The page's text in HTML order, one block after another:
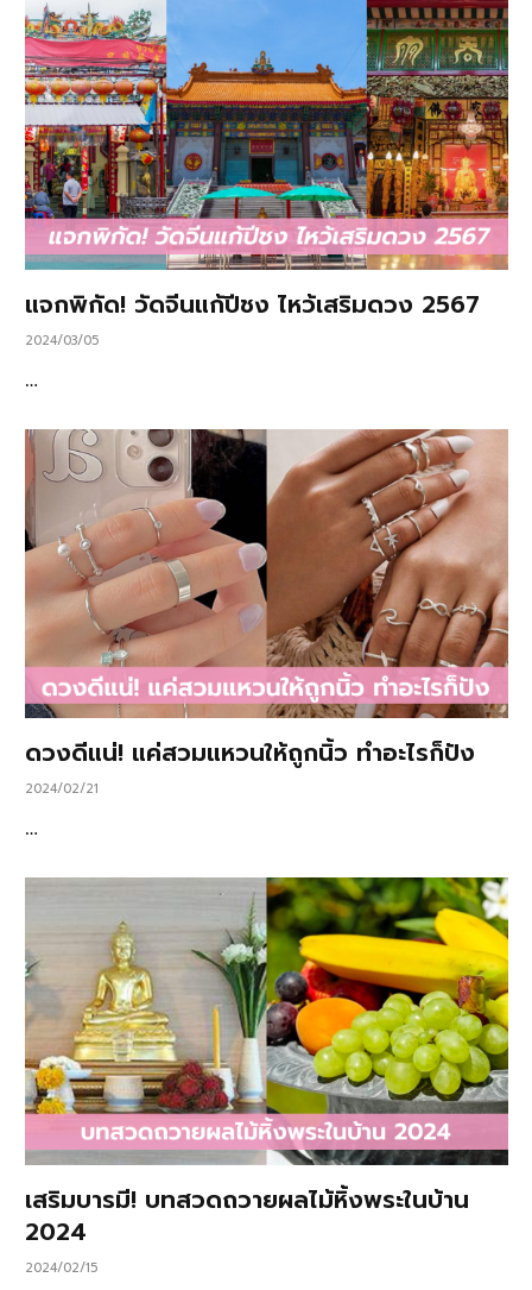
แจกพิกัด! วัดจีนแก้ปีชง ไหว้เสริมดวง 2567
2024/03/05
…
ดวงดีแน่! แค่สวมแหวนให้ถูกนิ้ว ทำอะไรก็ปัง
2024/02/21
…
เสริมบารมี! บทสวดถวายผลไม้หิ้งพระในบ้าน
2024
2024/02/15